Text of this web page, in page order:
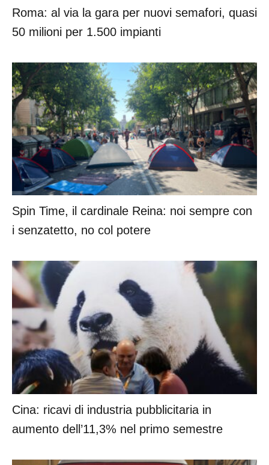
Roma: al via la gara per nuovi semafori, quasi
50 milioni per 1.500 impianti
Spin Time, il cardinale Reina: noi sempre con
i senzatetto, no col potere
Cina: ricavi di industria pubblicitaria in
aumento dell’11,3% nel primo semestre